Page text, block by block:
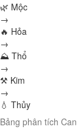
🌿 Mộc
→
🔥 Hỏa
→
⛰ Thổ
→
⚒ Kim
→
💧 Thủy
Bảng phân tích